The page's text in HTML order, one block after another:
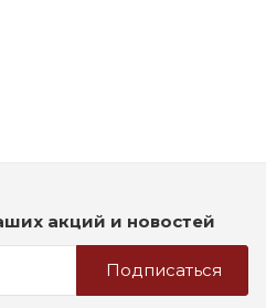
акций и новостей
Подписаться